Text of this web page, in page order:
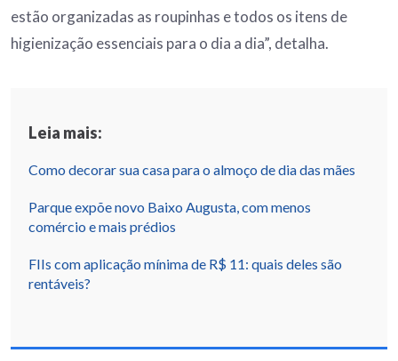
estão organizadas as roupinhas e todos os itens de
higienização essenciais para o dia a dia”, detalha.
Leia mais:
Como decorar sua casa para o almoço de dia das mães
Parque expõe novo Baixo Augusta, com menos
comércio e mais prédios
FIIs com aplicação mínima de R$ 11: quais deles são
rentáveis?